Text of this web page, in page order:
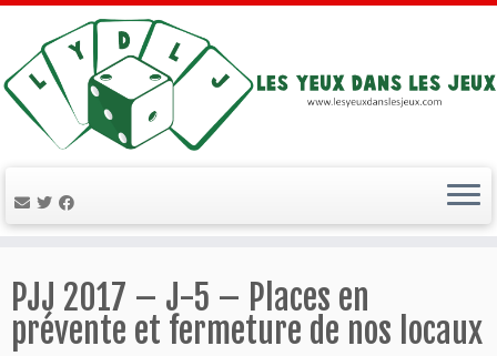
au
contenu
PJJ 2017 – J-5 – Places en
prévente et fermeture de nos locaux